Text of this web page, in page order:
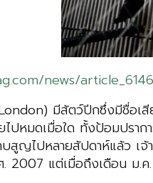
news/
มีสัตว์ปีกซึ่งมีชื่อเสี
ปหมดเมื่อใด ทั้งป้อมปรา
ญไปหลายสัปดาห์แล้ว เจ้
แต่เมื่อถึงเดือน ม.ค.